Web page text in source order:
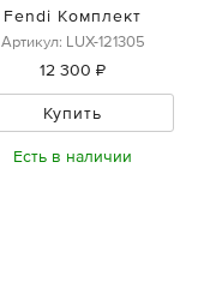
Fendi Комплект
Артикул: LUX-121305
12 300 ₽
Купить
Есть в наличии